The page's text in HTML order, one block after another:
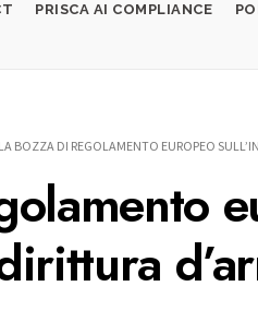
PRISCA AI COMPLIANCE
LA BOZZA DI REGOLAMENTO EUROPEO